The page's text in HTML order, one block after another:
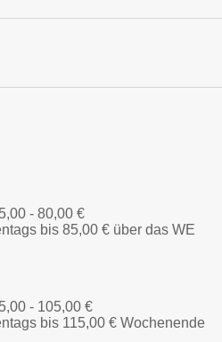
- 80,00 €
bis 85,00 € über das WE
- 105,00 €
bis 115,00 € Wochenende